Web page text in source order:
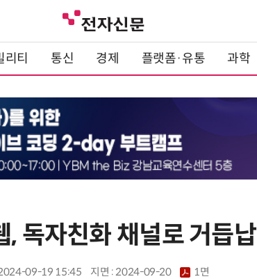
리티 통신 경제 플랫폼·유통 과학
, 독자친화 채널로 거듭
09-19 15:45 지면 :2024-09-20 1면